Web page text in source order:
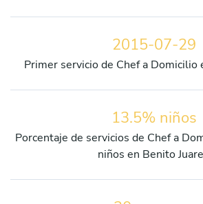
2015-07-29
Primer servicio de Chef a Domicilio
13.5% niños
Porcentaje de servicios de Chef a
niños en Benito